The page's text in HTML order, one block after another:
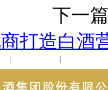
下一篇
打造白酒
| |